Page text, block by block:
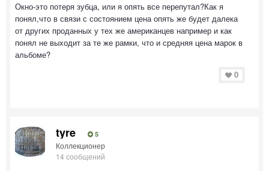
Окно-это потеря зубца, или я опять все перепутал?Как я
понял,что в связи с состоянием цена опять же будет далека
от других проданных у тех же американцев например и как
понял не выходит за те же рамки, что и средняя цена марок в
альбоме?
0
tyre 5
Коллекционер
14 сообщений